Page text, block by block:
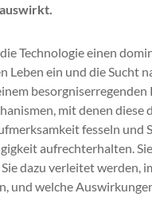
Technologie einen
Leben ein und die Sucht
besorgniserregenden
mit denen diese
fesseln und
aufrechterhalten.
dazu verleitet werden,
und welche